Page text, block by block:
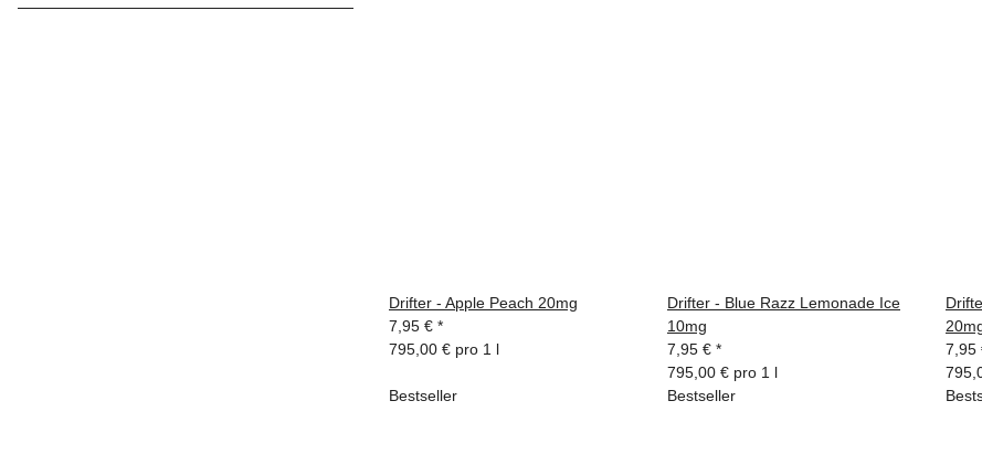
Drifter - Apple Peach 20mg
7,95 € *
795,00 € pro 1 l
Drifter - Blue Razz Lemonade Ice
10mg
7,95 € *
795,00 € pro 1 l
7,95
Bestseller Bestseller